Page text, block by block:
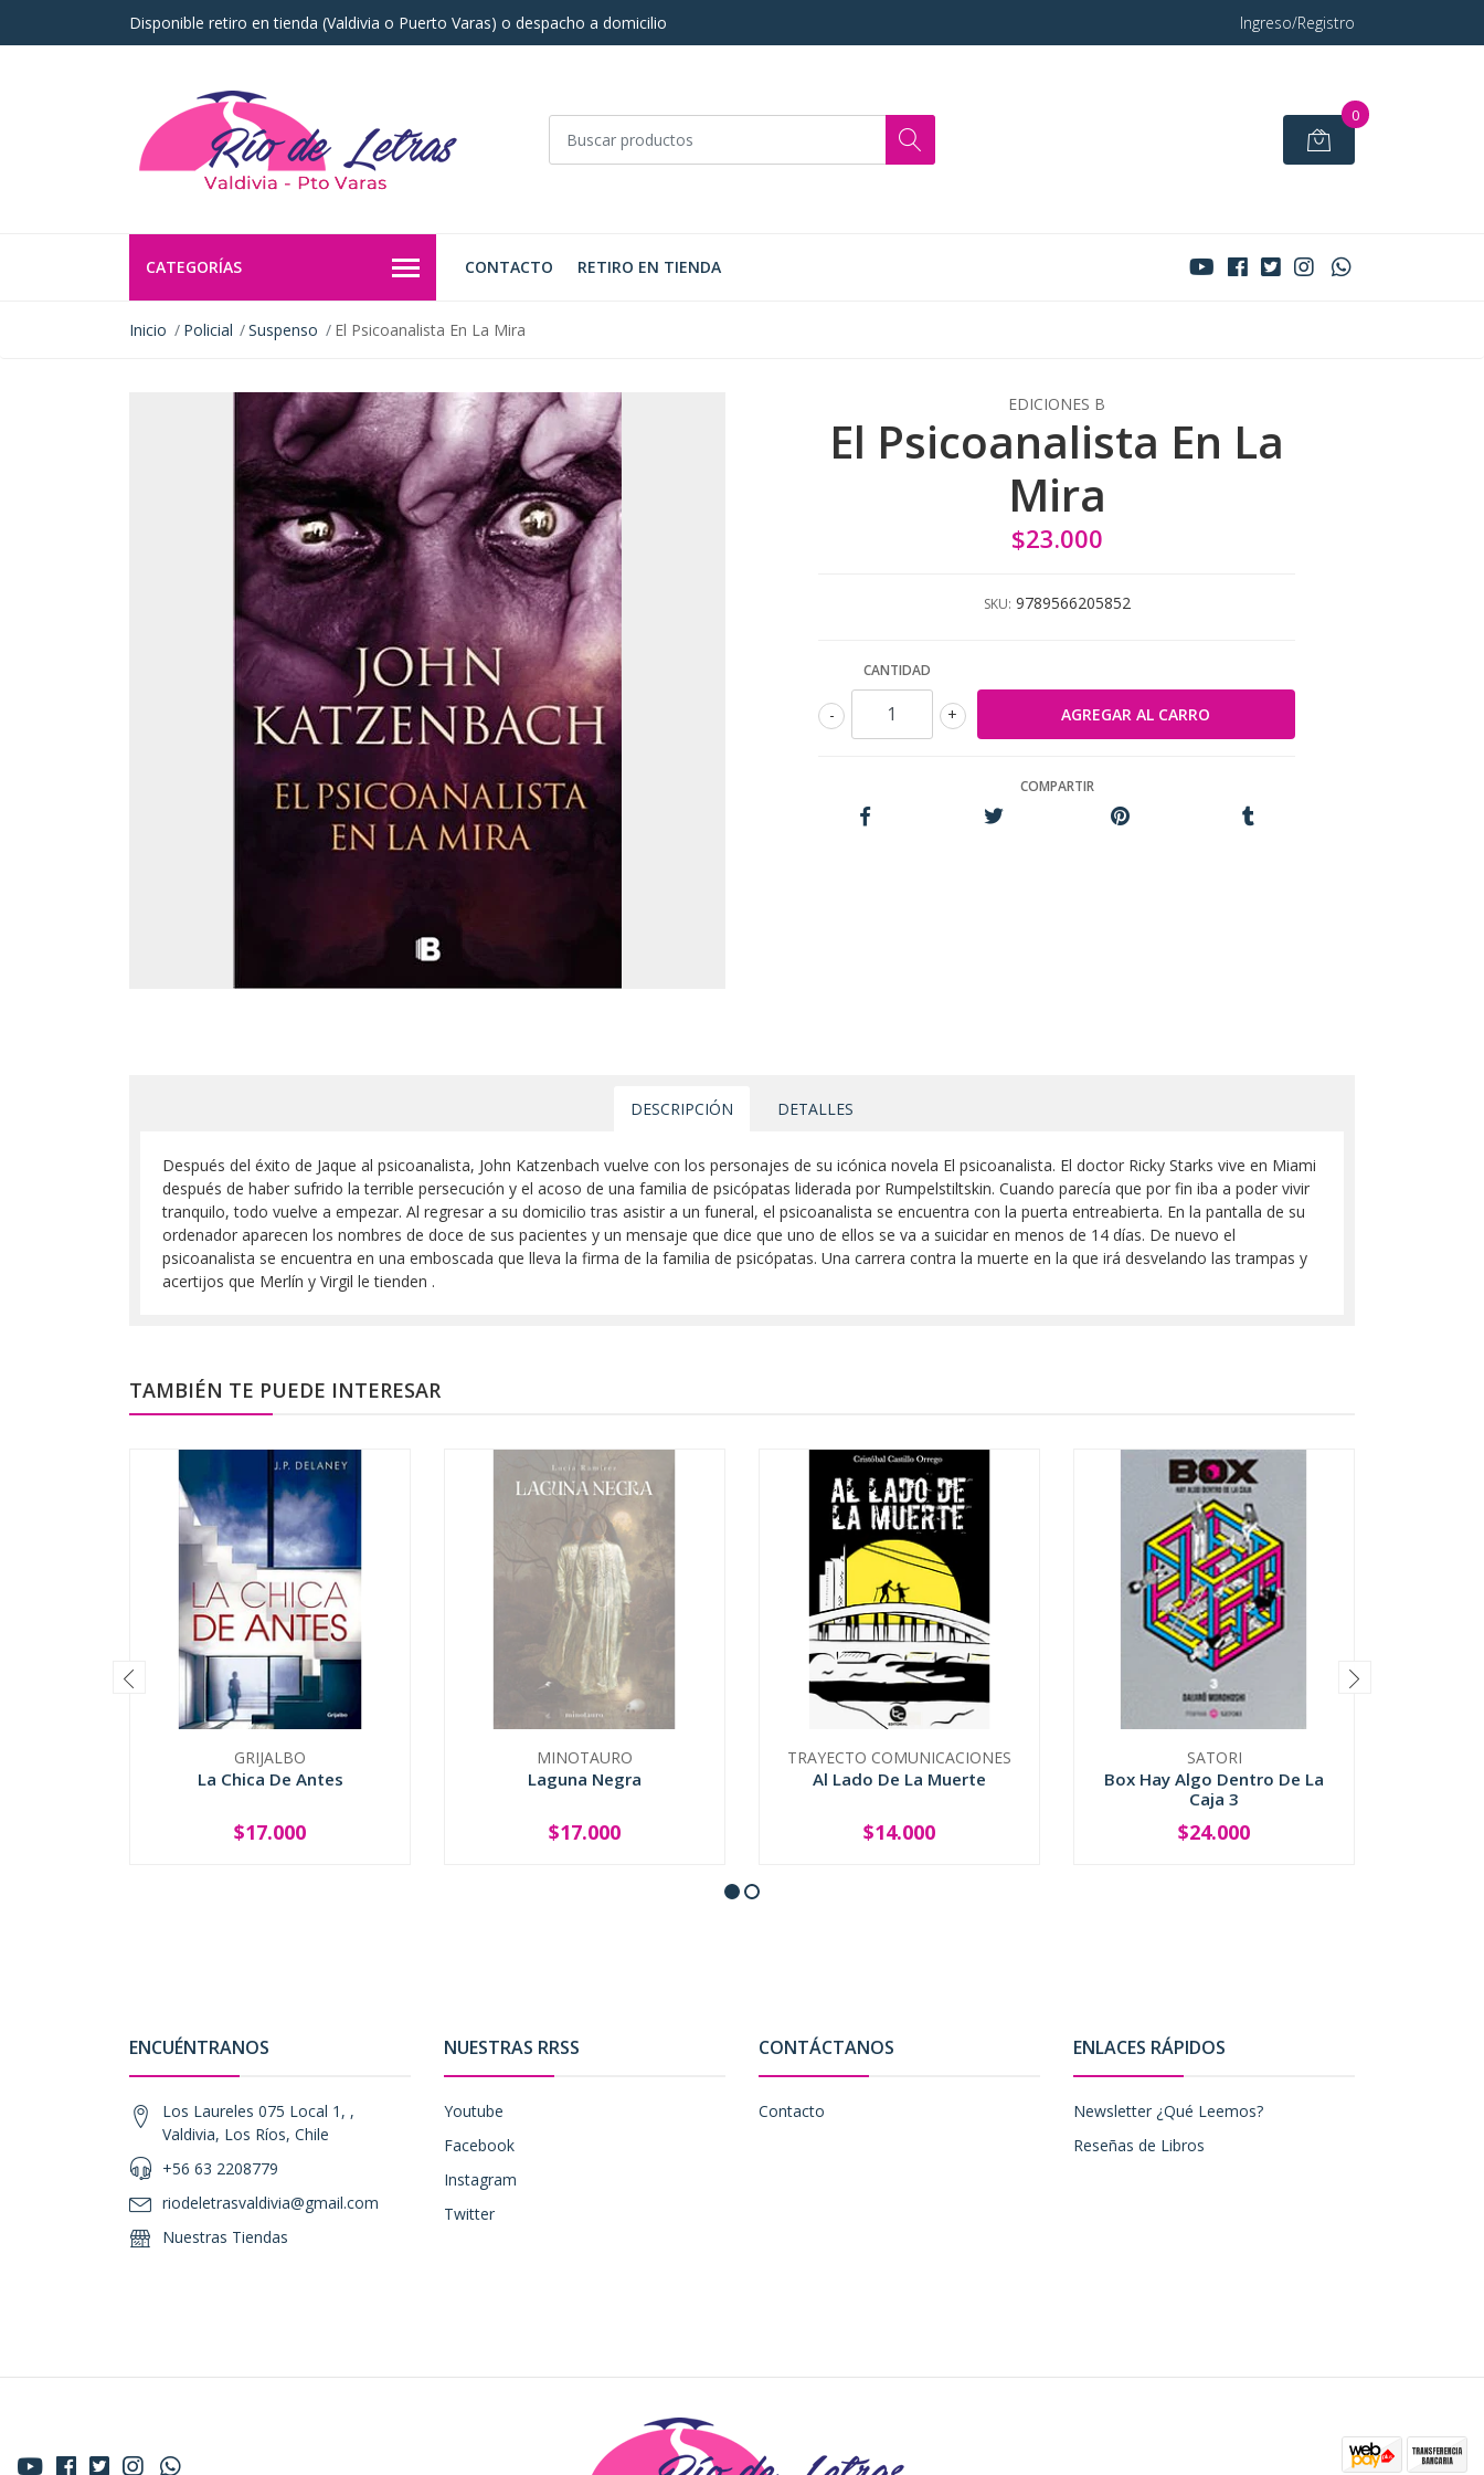
Disponible retiro en tienda (Valdivia o Puerto Varas) o despacho a domicilio Ingreso/Registro
0
CATEGORÍAS CONTACTO RETIRO EN TIENDA
Inicio Policial Suspenso El Psicoanalista En La Mira
EDICIONES B
El Psicoanalista En La
Mira
$23.000
SKU: 9789566205852
CANTIDAD
+
-
COMPARTIR
DESCRIPCIÓN DETALLES
Después del éxito de Jaque al psicoanalista, John Katzenbach vuelve con los personajes de su icónica novela El psicoanalista. El doctor Ricky Starks vive en Miami
después de haber sufrido la terrible persecución y el acoso de una familia de psicópatas liderada por Rumpelstiltskin. Cuando parecía que por fin iba a poder vivir
tranquilo, todo vuelve a empezar. Al regresar a su domicilio tras asistir a un funeral, el psicoanalista se encuentra con la puerta entreabierta. En la pantalla de su
ordenador aparecen los nombres de doce de sus pacientes y un mensaje que dice que uno de ellos se va a suicidar en menos de 14 días. De nuevo el
psicoanalista se encuentra en una emboscada que lleva la firma de la familia de psicópatas. Una carrera contra la muerte en la que irá desvelando las trampas y
acertijos que Merlín y Virgil le tienden .
TAMBIÉN TE PUEDE INTERESAR
GRIJALBO
La Chica De Antes
+
$17.000
MINOTAURO
Laguna Negra
AGOTADO
$17.000
TRAYECTO COMUNICACIONES
Al Lado De La Muerte
+
$14.000
SATORI
Box Hay Algo Dentro De La
Caja 3
+
$24.000
ENCUÉNTRANOS
Los Laureles 075 Local 1, ,
Valdivia, Los Ríos, Chile
+56 63 2208779
riodeletrasvaldivia@gmail.com
Nuestras Tiendas
NUESTRAS RRSS
Youtube
Facebook
Instagram
Twitter
CONTÁCTANOS
Contacto
ENLACES RÁPIDOS
Newsletter ¿Qué Leemos?
Reseñas de Libros